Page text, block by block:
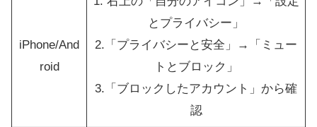
iPhone/And
roid
とプライバシー」
2.「プライバシーと安全」→「ミュー
トとブロック」
3.「ブロックしたアカウント」から確
認